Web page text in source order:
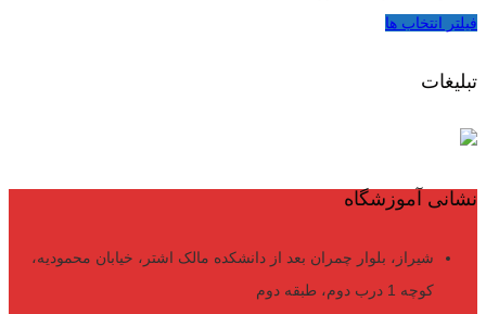
فیلتر انتخاب ها
تبلیغات
نشانی آموزشگاه
شیراز، بلوار چمران بعد از دانشکده مالک اشتر، خیابان محمودیه،
کوچه 1 درب دوم، طبقه دوم